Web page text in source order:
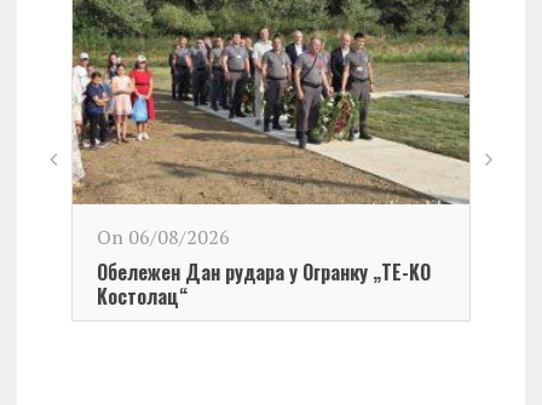
On 06/08/2026
Обележен Дан рудара у Огранку „ТЕ-KО
Kостолац“